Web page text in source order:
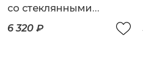
со стеклянными
плафонами
6 320 ₽